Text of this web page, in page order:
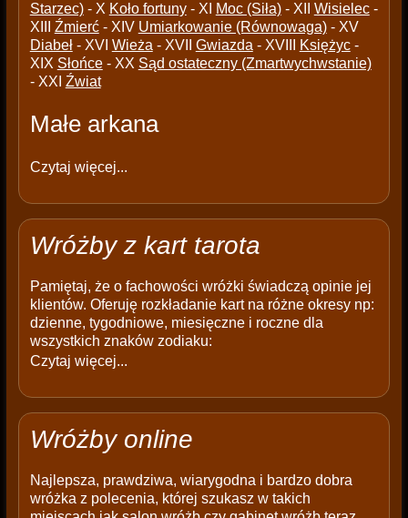
Starzec)- X Koło fortuny- XI Moc (Siła)- XII Wisielec-
XIII Źmierć- XIV Umiarkowanie (Równowaga)- XV
Diabeł- XVI Wieża - XVII Gwiazda - XVIII Księżyc-
XIX Słońce- XX Sąd ostateczny (Zmartwychwstanie)
- XXI Źwiat
Małe arkana
Czytaj więcej...
Wróżby z kart tarota
Pamiętaj, że o fachowości wróżki świadczą opinie jej
klientów. Oferuję rozkładanie kart na różne okresy np:
dzienne, tygodniowe, miesięczne i roczne dla
wszystkich znaków zodiaku:
Czytaj więcej...
Wróżby online
Najlepsza, prawdziwa, wiarygodna i bardzo dobra
wróżka z polecenia, której szukasz w takich